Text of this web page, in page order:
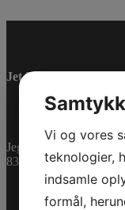
Jet-Trade Powersport
Jegstrupvej 280
8361 Hasselager
Vi og vores
teknologier,
indsamle
formål,